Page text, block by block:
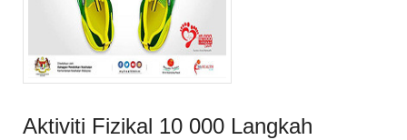
Aktiviti Fizikal 10 000 Langkah